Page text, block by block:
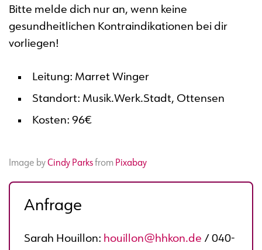
Bitte melde dich nur an, wenn keine
gesundheitlichen Kontraindikationen bei dir
vorliegen!
Leitung: Marret Winger
Standort: Musik.Werk.Stadt, Ottensen
Kosten: 96€
Image byCindy Parksfrom Pixabay
Anfrage
Sarah Houillon: houillon@hhkon.de / 040-